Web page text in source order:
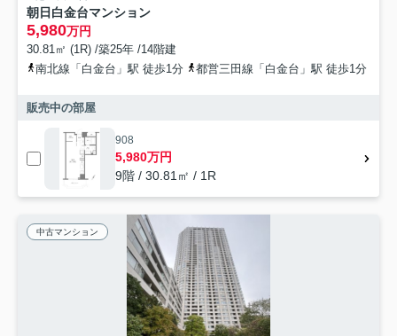
朝日白金台マンション
5,980万円
30.81㎡ (1R) /築25年 /14階建
南北線「白金台」駅 徒歩1分
都営三田線「白金台」駅 徒歩1分
販売中の部屋
908
5,980万円
9階 / 30.81㎡ / 1R
中古マンション